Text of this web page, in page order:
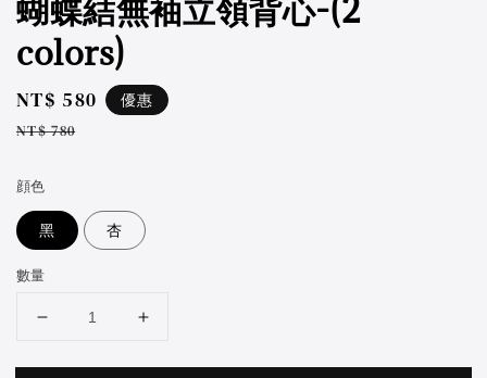
蝴蝶結無袖立領背心-(2
colors)
Sale
price
NT$ 580
Regular
NT$ 780
優惠
顔色
黑 杏
數量